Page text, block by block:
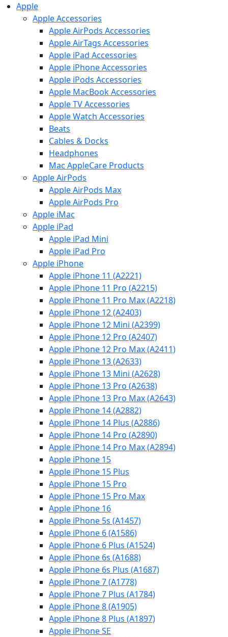
Apple
Apple Accessories
Apple AirPods Accessories
Apple AirTags Accessories
Apple iPad Accessories
Apple iPhone Accessories
Apple iPods Accessories
Apple MacBook Accessories
Apple TV Accessories
Apple Watch Accessories
Beats
Cables & Docks
Headphones
Mac AppleCare Products
Apple AirPods
Apple AirPods Max
Apple AirPods Pro
Apple iMac
Apple iPad
Apple iPad Mini
Apple iPad Pro
Apple iPhone
Apple iPhone 11 (A2221)
Apple iPhone 11 Pro (A2215)
Apple iPhone 11 Pro Max (A2218)
Apple iPhone 12 (A2403)
Apple iPhone 12 Mini (A2399)
Apple iPhone 12 Pro (A2407)
Apple iPhone 12 Pro Max (A2411)
Apple iPhone 13 (A2633)
Apple iPhone 13 Mini (A2628)
Apple iPhone 13 Pro (A2638)
Apple iPhone 13 Pro Max (A2643)
Apple iPhone 14 (A2882)
Apple iPhone 14 Plus (A2886)
Apple iPhone 14 Pro (A2890)
Apple iPhone 14 Pro Max (A2894)
Apple iPhone 15
Apple iPhone 15 Plus
Apple iPhone 15 Pro
Apple iPhone 15 Pro Max
Apple iPhone 16
Apple iPhone 5s (A1457)
Apple iPhone 6 (A1586)
Apple iPhone 6 Plus (A1524)
Apple iPhone 6s (A1688)
Apple iPhone 6s Plus (A1687)
Apple iPhone 7 (A1778)
Apple iPhone 7 Plus (A1784)
Apple iPhone 8 (A1905)
Apple iPhone 8 Plus (A1897)
Apple iPhone SE